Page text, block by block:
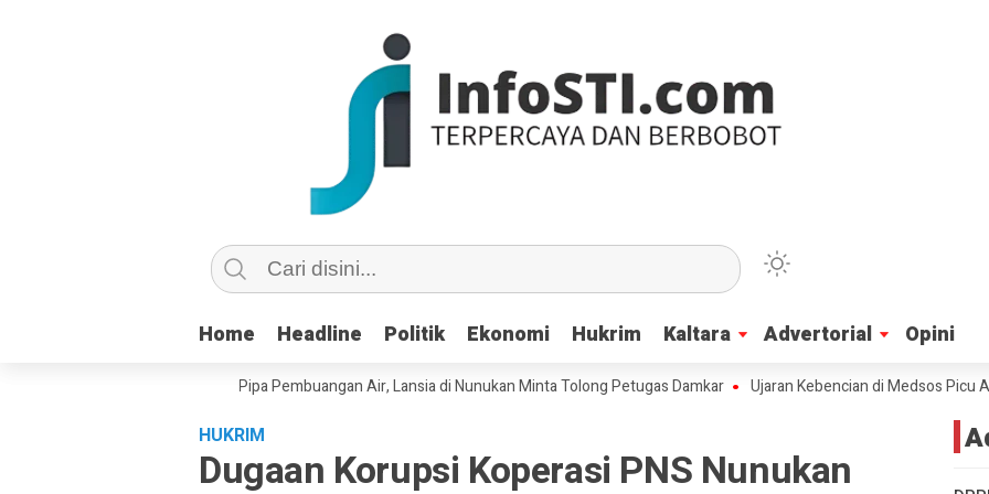
Home Headline Politik Ekonomi Hukrim Kaltara Advertorial Opini
Home Headline Politik Ekonomi Hukrim Kaltara Advertorial Opini
dan Masuk Saluran Pipa Pembuangan Air, Lansia di Nunukan Minta Tolong Petugas Damkar Ujaran Kebencian di Medsos Picu Amarah
HUKRIM
Dugaan Korupsi Koperasi PNS Nunukan